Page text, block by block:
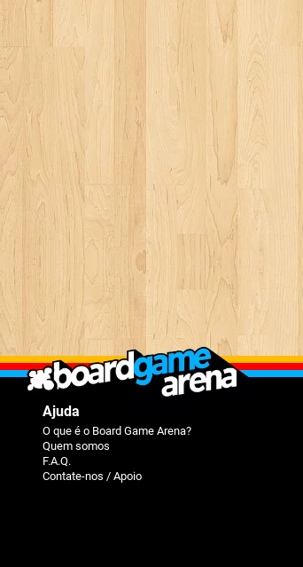
Ajuda
O que é o Board Game Arena?
Quem somos
F.A.Q.
Contate-nos / Apoio